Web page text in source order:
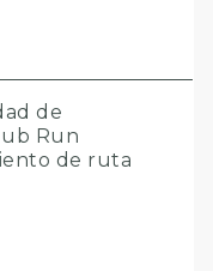
de
Run
de ruta